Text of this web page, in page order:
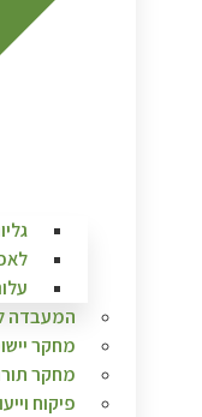
עלונים
המעבדה
מחקר יישומי
מחקר תורני
פיקוח וייעוץ